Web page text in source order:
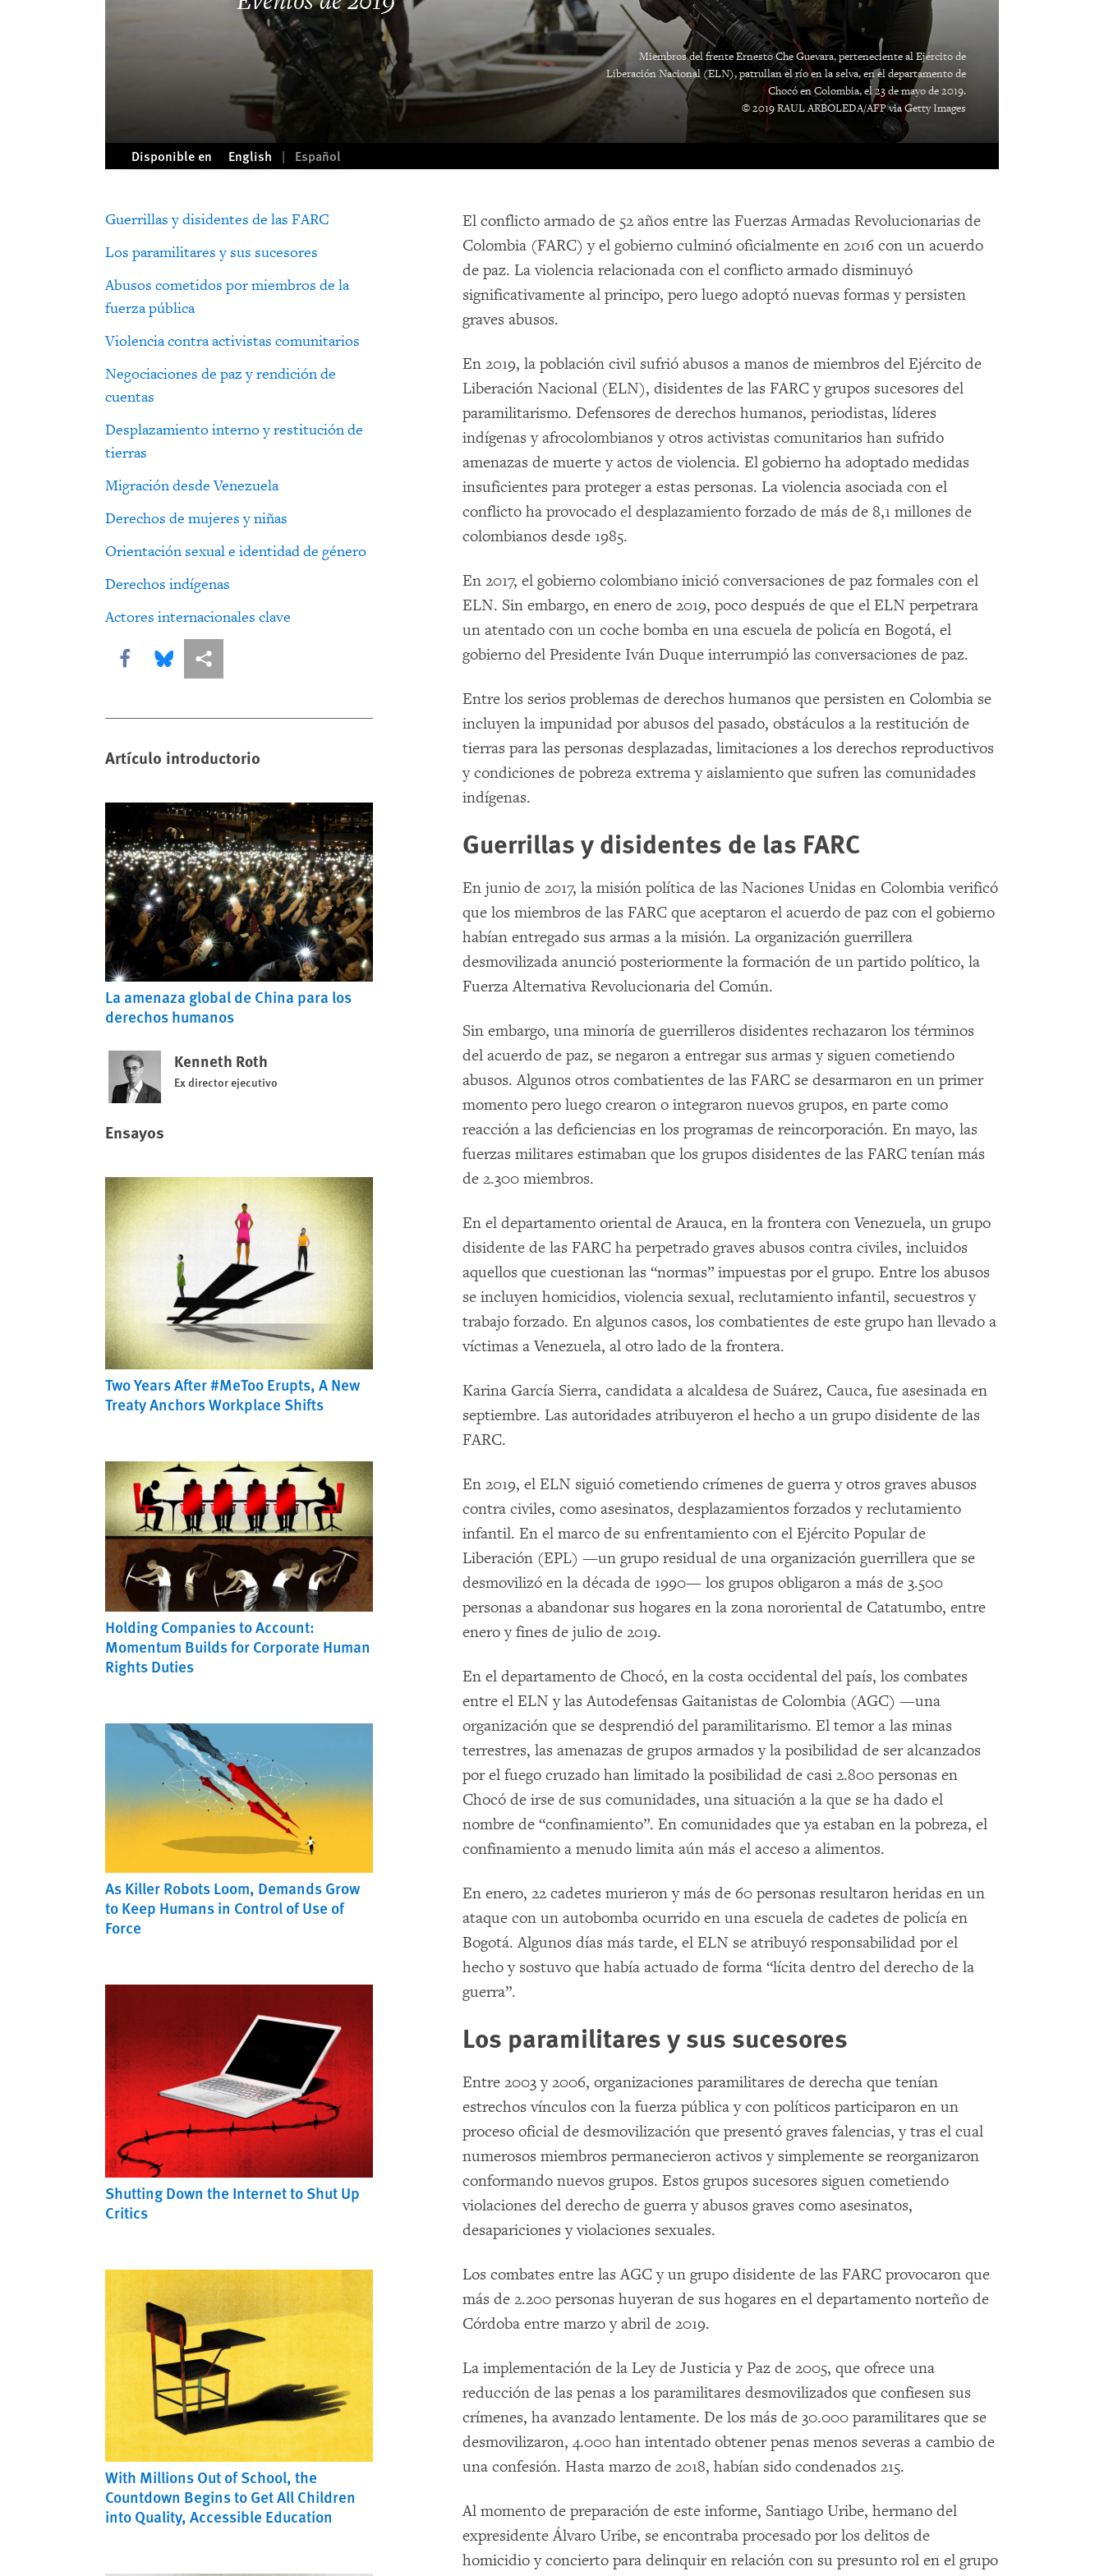
Miembros del frente Ernesto Che Guevara, perteneciente al Ejército de
Liberación Nacional (ELN), patrullan el río en la selva, en el departamento de
Chocó en Colombia, el 23 de mayo de 2019.
© 2019 RAUL ARBOLEDA/AFP via Getty Images
Disponible en English Español
Guerrillas y disidentes de las FARC
Los paramilitares y sus sucesores
Abusos cometidos por miembros de la
fuerza pública
Violencia contra activistas comunitarios
Negociaciones de paz y rendición de
cuentas
Desplazamiento interno y restitución de
tierras
Migración desde Venezuela
Derechos de mujeres y niñas
Orientación sexual e identidad de género
Derechos indígenas
Actores internacionales clave
Share this via Facebook
Share this via Bluesky
Share this via Compartir
Artículo introductorio
La amenaza global de China para los
derechos humanos
Kenneth Roth
Ex director ejecutivo
Ensayos
Two Years After #MeToo Erupts, A New
Treaty Anchors Workplace Shifts
Holding Companies to Account:
Momentum Builds for Corporate Human
Rights Duties
As Killer Robots Loom, Demands Grow
to Keep Humans in Control of Use of
Force
Shutting Down the Internet to Shut Up
Critics
With Millions Out of School, the
Countdown Begins to Get All Children
into Quality, Accessible Education
El conflicto armado de 52 años entre las Fuerzas Armadas Revolucionarias de
Colombia (FARC) y el gobierno culminó oficialmente en 2016 con un acuerdo
de paz. La violencia relacionada con el conflicto armado disminuyó
significativamente al principo, pero luego adoptó nuevas formas y persisten
graves abusos.
En 2019, la población civil sufrió abusos a manos de miembros del Ejército de
Liberación Nacional (ELN), disidentes de las FARC y grupos sucesores del
paramilitarismo. Defensores de derechos humanos, periodistas, líderes
indígenas y afrocolombianos y otros activistas comunitarios han sufrido
amenazas de muerte y actos de violencia. El gobierno ha adoptado medidas
insuficientes para proteger a estas personas. La violencia asociada con el
conflicto ha provocado el desplazamiento forzado de más de 8,1 millones de
colombianos desde 1985.
En 2017, el gobierno colombiano inició conversaciones de paz formales con el
ELN. Sin embargo, en enero de 2019, poco después de que el ELN perpetrara
un atentado con un coche bomba en una escuela de policía en Bogotá, el
gobierno del Presidente Iván Duque interrumpió las conversaciones de paz.
Entre los serios problemas de derechos humanos que persisten en Colombia se
incluyen la impunidad por abusos del pasado, obstáculos a la restitución de
tierras para las personas desplazadas, limitaciones a los derechos reproductivos
y condiciones de pobreza extrema y aislamiento que sufren las comunidades
indígenas.
Guerrillas y disidentes de las FARC
En junio de 2017, la misión política de las Naciones Unidas en Colombia verificó
que los miembros de las FARC que aceptaron el acuerdo de paz con el gobierno
habían entregado sus armas a la misión. La organización guerrillera
desmovilizada anunció posteriormente la formación de un partido político, la
Fuerza Alternativa Revolucionaria del Común.
Sin embargo, una minoría de guerrilleros disidentes rechazaron los términos
del acuerdo de paz, se negaron a entregar sus armas y siguen cometiendo
abusos. Algunos otros combatientes de las FARC se desarmaron en un primer
momento pero luego crearon o integraron nuevos grupos, en parte como
reacción a las deficiencias en los programas de reincorporación. En mayo, las
fuerzas militares estimaban que los grupos disidentes de las FARC tenían más
de 2.300 miembros.
En el departamento oriental de Arauca, en la frontera con Venezuela, un grupo
disidente de las FARC ha perpetrado graves abusos contra civiles, incluidos
aquellos que cuestionan las “normas” impuestas por el grupo. Entre los abusos
se incluyen homicidios, violencia sexual, reclutamiento infantil, secuestros y
trabajo forzado. En algunos casos, los combatientes de este grupo han llevado a
víctimas a Venezuela, al otro lado de la frontera.
Karina García Sierra, candidata a alcaldesa de Suárez, Cauca, fue asesinada en
septiembre. Las autoridades atribuyeron el hecho a un grupo disidente de las
FARC.
En 2019, el ELN siguió cometiendo crímenes de guerra y otros graves abusos
contra civiles, como asesinatos, desplazamientos forzados y reclutamiento
infantil. En el marco de su enfrentamiento con el Ejército Popular de
Liberación (EPL) —un grupo residual de una organización guerrillera que se
desmovilizó en la década de 1990— los grupos obligaron a más de 3.500
personas a abandonar sus hogares en la zona nororiental de Catatumbo, entre
enero y fines de julio de 2019.
En el departamento de Chocó, en la costa occidental del país, los combates
entre el ELN y las Autodefensas Gaitanistas de Colombia (AGC) —una
organización que se desprendió del paramilitarismo. El temor a las minas
terrestres, las amenazas de grupos armados y la posibilidad de ser alcanzados
por el fuego cruzado han limitado la posibilidad de casi 2.800 personas en
Chocó de irse de sus comunidades, una situación a la que se ha dado el
nombre de “confinamiento”. En comunidades que ya estaban en la pobreza, el
confinamiento a menudo limita aún más el acceso a alimentos.
En enero, 22 cadetes murieron y más de 60 personas resultaron heridas en un
ataque con un autobomba ocurrido en una escuela de cadetes de policía en
Bogotá. Algunos días más tarde, el ELN se atribuyó responsabilidad por el
hecho y sostuvo que había actuado de forma “lícita dentro del derecho de la
guerra”.
Los paramilitares y sus sucesores
Entre 2003 y 2006, organizaciones paramilitares de derecha que tenían
estrechos vínculos con la fuerza pública y con políticos participaron en un
proceso oficial de desmovilización que presentó graves falencias, y tras el cual
numerosos miembros permanecieron activos y simplemente se reorganizaron
conformando nuevos grupos. Estos grupos sucesores siguen cometiendo
violaciones del derecho de guerra y abusos graves como asesinatos,
desapariciones y violaciones sexuales.
Los combates entre las AGC y un grupo disidente de las FARC provocaron que
más de 2.200 personas huyeran de sus hogares en el departamento norteño de
Córdoba entre marzo y abril de 2019.
La implementación de la Ley de Justicia y Paz de 2005, que ofrece una
reducción de las penas a los paramilitares desmovilizados que confiesen sus
crímenes, ha avanzado lentamente. De los más de 30.000 paramilitares que se
desmovilizaron, 4.000 han intentado obtener penas menos severas a cambio de
una confesión. Hasta marzo de 2018, habían sido condenados 215.
Al momento de preparación de este informe, Santiago Uribe, hermano del
expresidente Álvaro Uribe, se encontraba procesado por los delitos de
homicidio y concierto para delinquir en relación con su presunto rol en el grupo